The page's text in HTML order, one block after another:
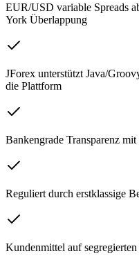
EUR/USD variable Spreads
York Überlappung
JForex unterstützt Java/
die Plattform
Bankengrade Transparenz
Reguliert durch erstklassige
Kundenmittel auf